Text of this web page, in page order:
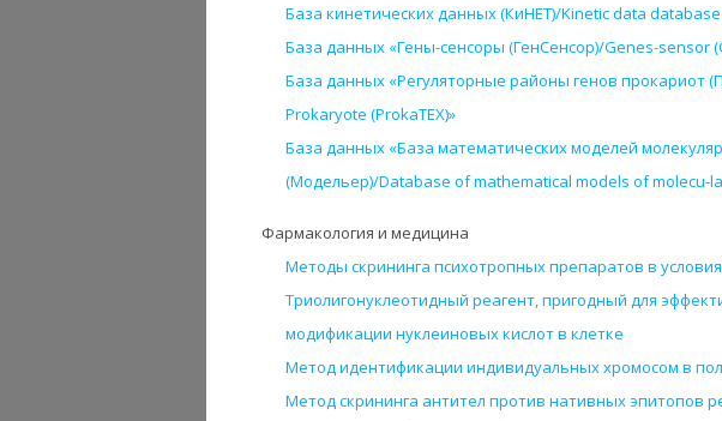
База кинетических данных (КиНЕТ)/Kinetic data database
База данных «Гены-сенсоры (ГенСенсор)/Genes-sensor
База данных «Регуляторные районы генов прокариот
Prokaryote (ProkaTEX)»
База данных «База математических моделей
(Модельер)/Database of mathematical models of molecu-
Фармакология и медицина
Методы скрининга психотропных препаратов в
Триолигонуклеотидный реагент, пригодный для
модификации нуклеиновых кислот в клетке
Метод идентификации индивидуальных хромосом в
Метод скрининга антител против нативных эпитопов